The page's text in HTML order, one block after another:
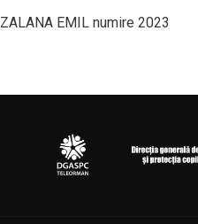
ZALANA EMIL numire 2023